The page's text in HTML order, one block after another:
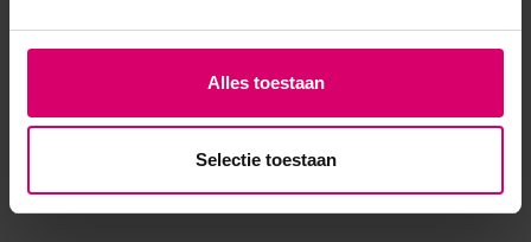
Alles toestaan
Selectie toestaan